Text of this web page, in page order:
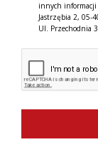
innych informacji
Jastrzębia 2, 05-
Ul. Przechodnia